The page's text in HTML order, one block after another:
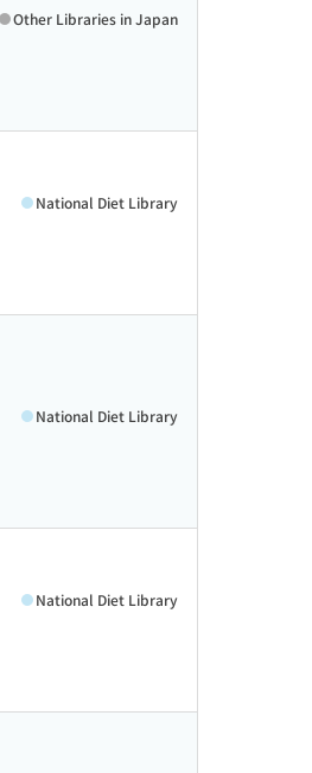
Other Libraries in Japan
National Diet Library
National Diet Library
National Diet Library